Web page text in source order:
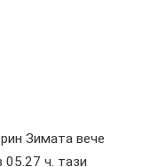
Зимата вече
05.27 ч. тази